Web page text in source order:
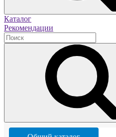
Каталог
Рекомендации